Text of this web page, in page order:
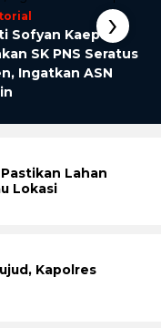
Sofyan Kaepa
SK PNS Seratus
Ingatkan ASN
›
Lahan
Lokasi
Kapolres